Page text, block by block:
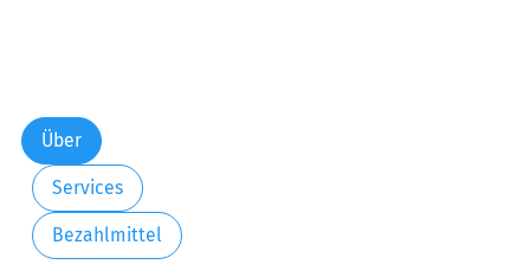
Über
Services
Bezahlmittel